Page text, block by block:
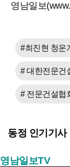
영남일보
#최진현 청운
# 대한전문건
# 전문건설협
동정 인기기사
영남일보TV